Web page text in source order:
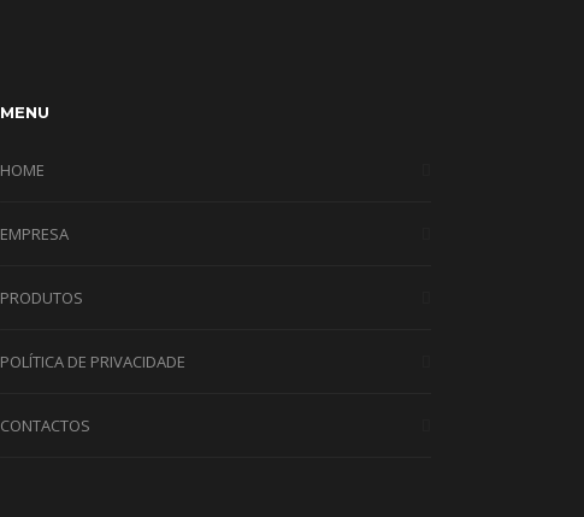
MENU
HOME
EMPRESA
PRODUTOS
POLÍTICA DE PRIVACIDADE
CONTACTOS